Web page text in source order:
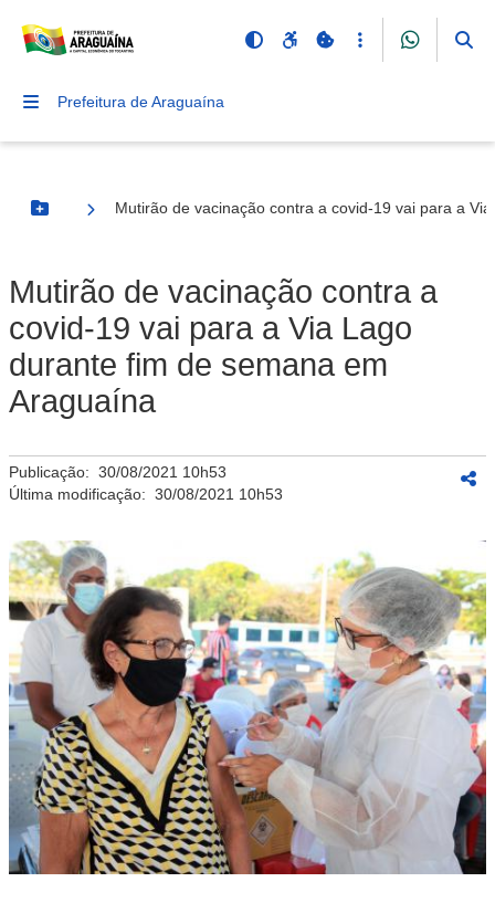
Prefeitura de Araguaína
Botão Menu
Mutirão de vacinação contra a covid-19 vai para a
Mutirão de vacinação contra a
covid-19 vai para a Via Lago
durante fim de semana em
Araguaína
Publicação: 30/08/2021 10h53
Última modificação: 30/08/2021 10h53